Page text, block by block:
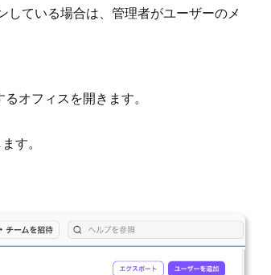
ている場合は、管理者がユーザーのメ
オフィスを開きます。
す。